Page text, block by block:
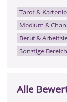
Tarot &
Medium &
Beruf &
Sonstige
Alle